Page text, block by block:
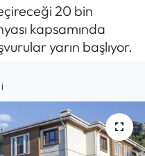
20 bin
kapsamında
yarın başlıyor.